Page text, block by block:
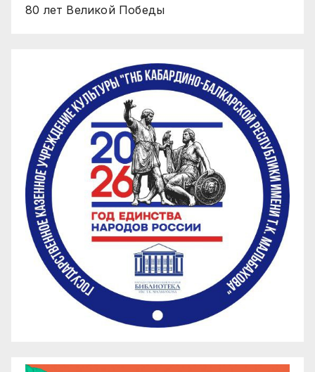
80 лет Великой Победы